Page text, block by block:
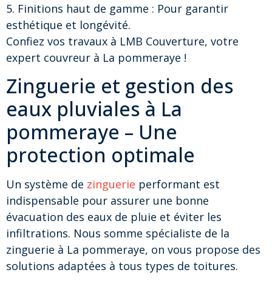
5. Finitions haut de gamme : Pour garantir
esthétique et longévité.
Confiez vos travaux à LMB Couverture, votre
expert couvreur à La pommeraye !
Zinguerie et gestion des
eaux pluviales à La
pommeraye – Une
protection optimale
Un système de zinguerie performant est
indispensable pour assurer une bonne
évacuation des eaux de pluie et éviter les
infiltrations. Nous somme spécialiste de la
zinguerie à La pommeraye, on vous propose des
solutions adaptées à tous types de toitures.